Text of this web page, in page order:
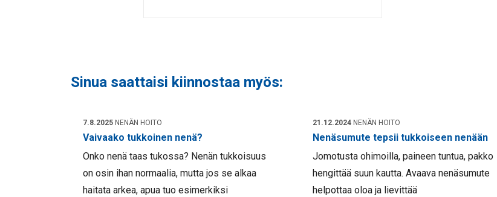
Sinua saattaisi kiinnostaa myös:
7.8.2025 NENÄN HOITO
Vaivaako tukkoinen nenä?
Onko nenä taas tukossa? Nenän tukkoisuus
on osin ihan normaalia, mutta jos se alkaa
haitata arkea, apua tuo esimerkiksi
21.12.2024 NENÄN HOITO
Nenäsumute tepsii tukkoiseen nenään
Jomotusta ohimoilla, paineen tuntua, pakko
hengittää suun kautta. Avaava nenäsumute
helpottaa oloa ja lievittää